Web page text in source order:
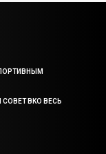
ВКО ВЕСЬ